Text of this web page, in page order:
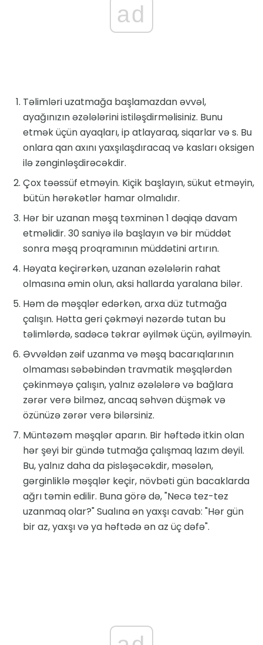
ad
Təlimləri uzatmağa başlamazdan əvvəl,
ayağınızın əzələlərini istiləşdirməlisiniz. Bunu
etmək üçün ayaqları, ip atlayaraq, siqarlar və s. Bu
onlara qan axını yaxşılaşdıracaq və kasları oksigen
ilə zənginləşdirəcəkdir.
Çox təəssüf etməyin. Kiçik başlayın, sükut etməyin,
bütün hərəkətlər hamar olmalıdır.
Hər bir uzanan məşq təxminən 1 dəqiqə davam
etməlidir. 30 saniyə ilə başlayın və bir müddət
sonra məşq proqramının müddətini artırın.
Həyata keçirərkən, uzanan əzələlərin rahat
olmasına əmin olun, aksi hallarda yaralana bilər.
Həm də məşqlər edərkən, arxa düz tutmağa
çalışın. Hətta geri çəkməyi nəzərdə tutan bu
təlimlərdə, sadəcə təkrar əyilmək üçün, əyilməyin.
Əvvəldən zəif uzanma və məşq bacarıqlarının
olmaması səbəbindən travmatik məşqlərdən
çəkinməyə çalışın, yalnız əzələlərə və bağlara
zərər verə bilməz, ancaq səhvən düşmək və
özünüzə zərər verə bilərsiniz.
Müntəzəm məşqlər aparın. Bir həftədə itkin olan
hər şeyi bir gündə tutmağa çalışmaq lazım deyil.
Bu, yalnız daha da pisləşəcəkdir, məsələn,
gərginliklə məşqlər keçir, növbəti gün bacaklarda
ağrı təmin edilir. Buna görə də, "Necə tez-tez
uzanmaq olar?" Sualına ən yaxşı cavab: "Hər gün
bir az, yaxşı və ya həftədə ən az üç dəfə".